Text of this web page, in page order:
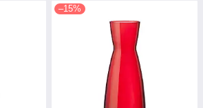
–15%